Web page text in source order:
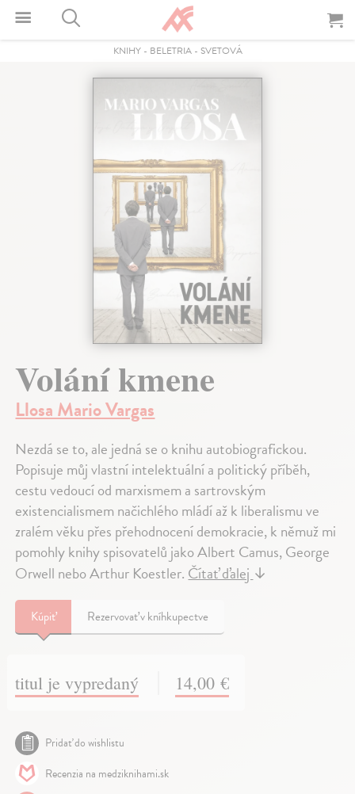
KNIHY- BELETRIA- SVETOVÁ
Volání kmene
Llosa Mario Vargas
Nezdá se to, ale jedná se o knihu autobiografickou.
Popisuje můj vlastní intelektuální a politický příběh,
cestu vedoucí od marxismem a sartrovským
existencialismem načichlého mládí až k liberalismu ve
zralém věku přes přehodnocení demokracie, k němuž mi
pomohly knihy spisovatelů jako Albert Camus, George
Orwell nebo Arthur Koestler.Čítať ďalej↓
Kúpiť Rezervovať v kníhkupectve
titul je vypredaný 14,00 €
Pridať do wishlistu
Recenzia na medziknihami.sk